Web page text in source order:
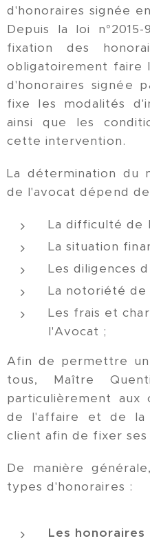
d'honoraires signée
Depuis la loi
fixation des
obligatoirement faire
d'honoraires signée
fixe les modalités
ainsi que les
cette intervention.
La détermination du
de l'avocat dépend
La difficulté de
La situation
Les diligences
La notoriété de
Les frais et
l'Avocat ;
Afin de permettre
tous, Maître
particulièrement
de l'affaire et de la
client afin de fixer ses
De manière
types d'honoraires :
Les